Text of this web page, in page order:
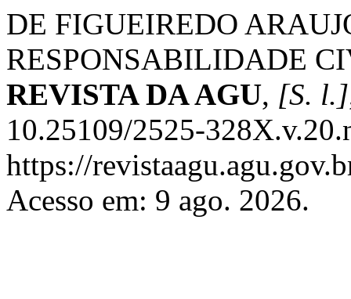
DE FIGUEIREDO
RESPONSABILIDADE
REVISTA DA AGU, [S. l.]
10.25109/2525-
https://
Acesso em: 9 ago. 2026.